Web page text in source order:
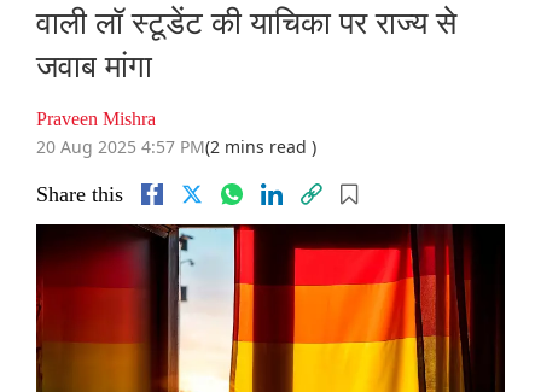
वाली लॉ स्टूडेंट की याचिका पर राज्य से
जवाब मांगा
Praveen Mishra
20 Aug 2025 4:57 PM(2 mins read )
Share this